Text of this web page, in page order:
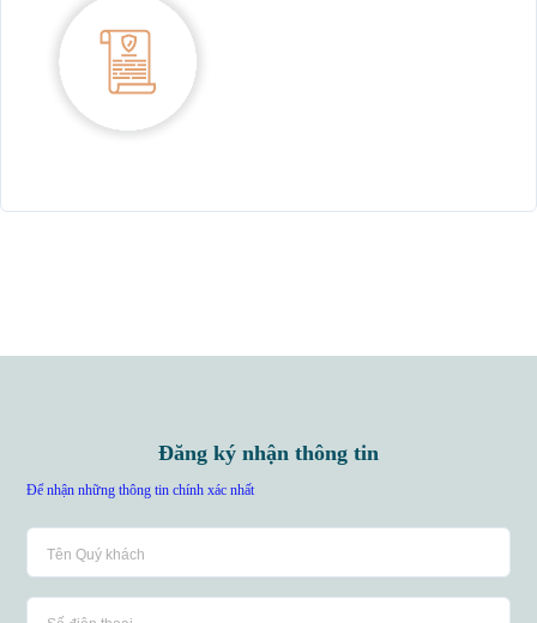
Đăng ký nhận thông tin
Để nhận những thông tin chính xác nhất